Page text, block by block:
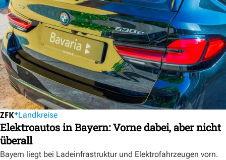
Landkreise
Elektroautos in Bayern: Vorne dabei, aber nicht
überall
Bayern liegt bei Ladeinfrastruktur und Elektrofahrzeugen vorn.